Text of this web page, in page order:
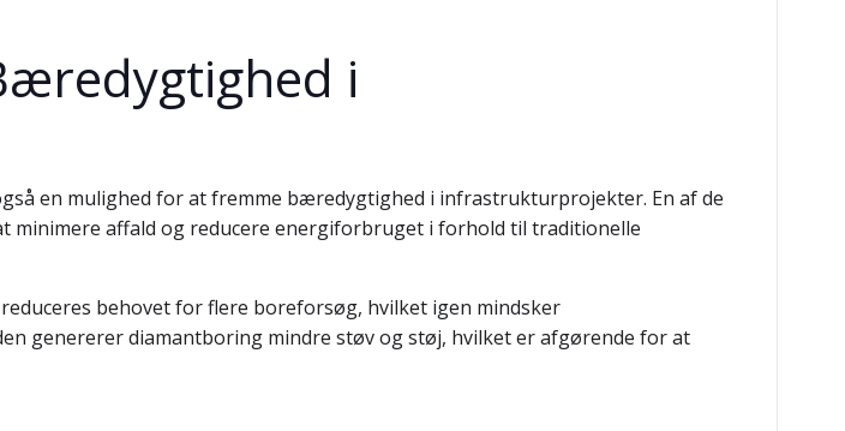
i
en mulighed for at fremme bæredygtighed i infrastrukturprojekter. En af de
minimere affald og reducere energiforbruget i forhold til traditionelle
behovet for flere boreforsøg, hvilket igen mindsker
genererer diamantboring mindre støv og støj, hvilket er afgørende for at